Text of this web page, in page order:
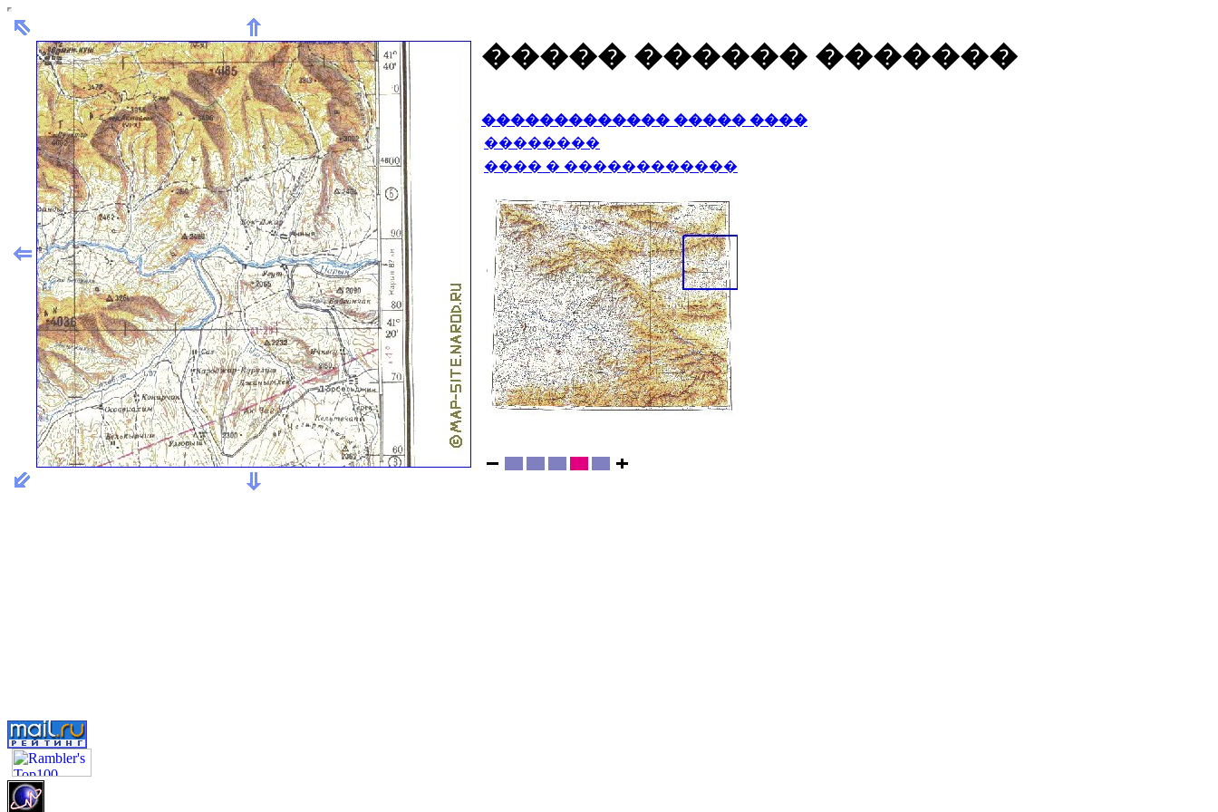
����� ������ �������
������������� ����� ����
��������
���� � ������������